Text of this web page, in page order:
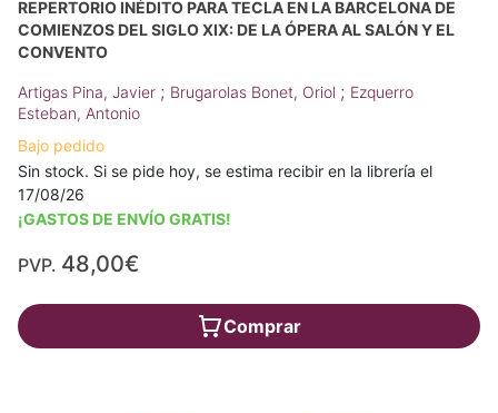
REPERTORIO INÉDITO PARA TECLA EN LA BARCELONA DE
COMIENZOS DEL SIGLO XIX: DE LA ÓPERA AL SALÓN Y EL
CONVENTO
Artigas Pina, Javier ; Brugarolas Bonet, Oriol ; Ezquerro
Esteban, Antonio
Bajo pedido
Sin stock. Si se pide hoy, se estima recibir en la librería el
17/08/26
¡GASTOS DE ENVÍO GRATIS!
PVP. 48,00€
Comprar